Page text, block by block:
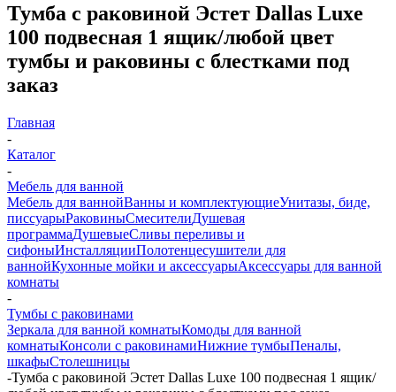
Тумба с раковиной Эстет Dallas Luxe
100 подвесная 1 ящик/любой цвет
тумбы и раковины с блестками под
заказ
Главная
-
Каталог
-
Мебель для ванной
Мебель для ваннойВанны и комплектующиеУнитазы, биде,
писсуарыРаковиныСмесителиДушевая
программаДушевыеСливы переливы и
сифоныИнсталляцииПолотенцесушители для
ваннойКухонные мойки и аксессуарыАксессуары для ванной
комнаты
-
Тумбы с раковинами
Зеркала для ванной комнатыКомоды для ванной
комнатыКонсоли с раковинамиНижние тумбыПеналы,
шкафыСтолешницы
-Тумба с раковиной Эстет Dallas Luxe 100 подвесная 1 ящик/